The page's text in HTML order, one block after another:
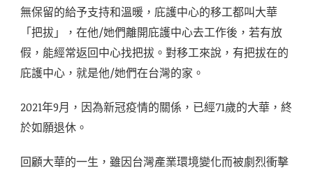
無保留的給予支持和溫暖，庇護中心的移工都叫大華
「把拔」，在他/她們離開庇護中心去工作後，若有放
假，能經常返回中心找把拔。對移工來說，有把拔在的
庇護中心，就是他/她們在台灣的家。
2021年9月，因為新冠疫情的關係，已經71歲的大華，終
於如願退休。
回顧大華的一生，雖因台灣產業環境變化而被劇烈衝擊